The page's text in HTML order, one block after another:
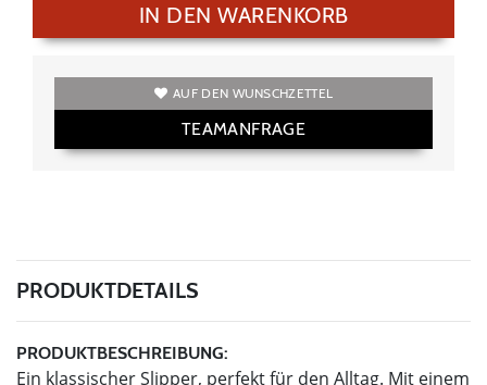
IN DEN WARENKORB
AUF DEN WUNSCHZETTEL
TEAMANFRAGE
PRODUKTDETAILS
PRODUKTBESCHREIBUNG:
Ein klassischer Slipper, perfekt für den Alltag. Mit einem